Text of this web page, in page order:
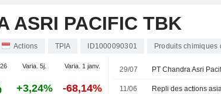
ASRI PACIFIC TBK
Actions TPIA ID1000090301 Produits chimiques
Varia. 5j. Varia. 1 janv.
+3,24% -68,14%
29/07
11/06